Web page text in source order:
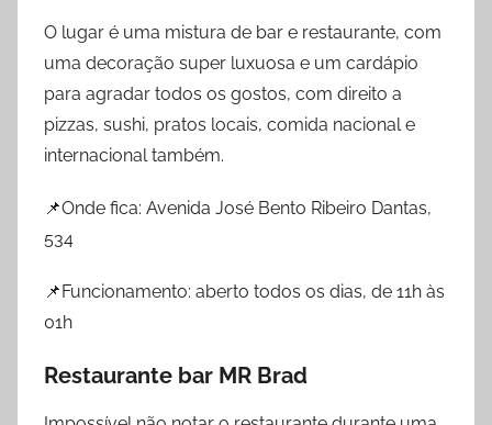
O lugar é uma mistura de bar e restaurante, com
uma decoração super luxuosa e um cardápio
para agradar todos os gostos, com direito a
pizzas, sushi, pratos locais, comida nacional e
internacional também.
📌Onde fica: Avenida José Bento Ribeiro Dantas,
534
📌Funcionamento: aberto todos os dias, de 11h às
01h
Restaurante bar MR Brad